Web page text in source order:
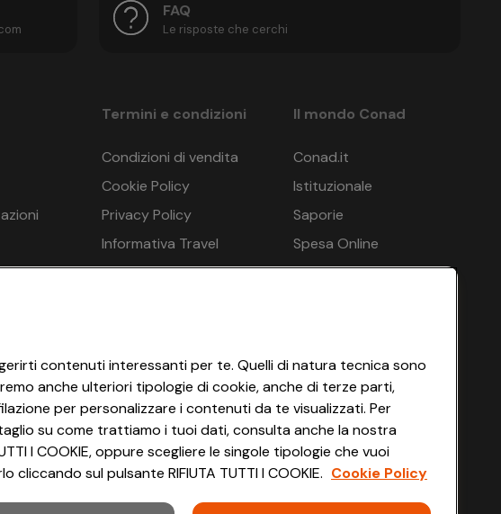
FAQ
Le risposte che cerchi
Termini e condizioni
Condizioni di vendita
Cookie Policy
Privacy Policy
Informativa Travel
Agency
Accessibilità
Il mondo Conad
Conad.it
Istituzionale
Saporie
Spesa Online
HEYCONAD
contenuti interessanti per te. Quelli di natura tecnica sono
anche ulteriori tipologie di cookie, anche di terze parti,
per personalizzare i contenuti da te visualizzati. Per
su come trattiamo i tuoi dati, consulta anche la nostra
I COOKIE, oppure scegliere le singole tipologie che vuoi
cliccando sul pulsante RIFIUTA TUTTI I COOKIE. Cookie Policy